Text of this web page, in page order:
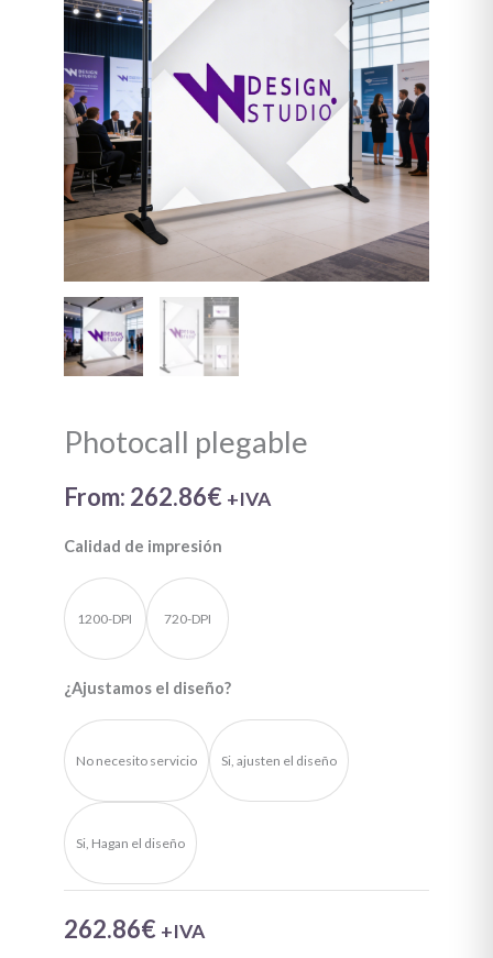
Photocall plegable
From: 262.86€ +IVA
Calidad de impresión
1200-DPI 720-DPI
¿Ajustamos el diseño?
No necesito servicio Si, ajusten el diseño
Si, Hagan el diseño
262.86€ +IVA